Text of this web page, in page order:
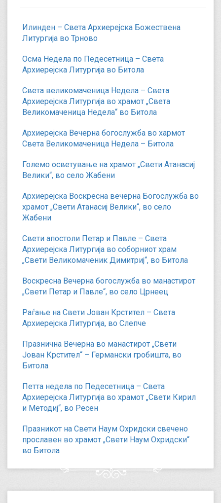
Илинден – Света Архиерејска Божествена
Литургија во Трново
Осма Недела по Педесетница – Света
Архиерејска Литургија во Битола
Света великомаченица Недела – Света
Архиерејска Литургија во храмот „Света
Великомаченица Недела“ во Битола
Архиерејска Вечерна богослужба во хармот
Света Великомаченица Недела – Битола
Големо осветување на храмот „Свети Атанасиј
Велики“, во село Жабени
Архиерејска Воскресна вечерна Богослужба во
храмот „Свети Атанасиј Велики“, во село
Жабени
Свети апостоли Петар и Павле – Света
Архиерејска Литургија во соборниот храм
„Свети Великомаченик Димитриј“, во Битола
Воскресна Вечерна богослужба во манастирот
„Свети Петар и Павле“, во село Црнеец
Раѓање на Свети Јован Крстител – Света
Архиерејска Литургија, во Слепче
Празнична Вечерна во манастирот „Свети
Јован Крстител“ – Германски гробишта, во
Битола
Петта недела по Педесетница – Света
Архиерејска Литургија во храмот „Свети Кирил
и Методиј“, во Ресен
Празникот на Свети Наум Охридски свечено
прославен во храмот „Свети Наум Охридски“
во Битола